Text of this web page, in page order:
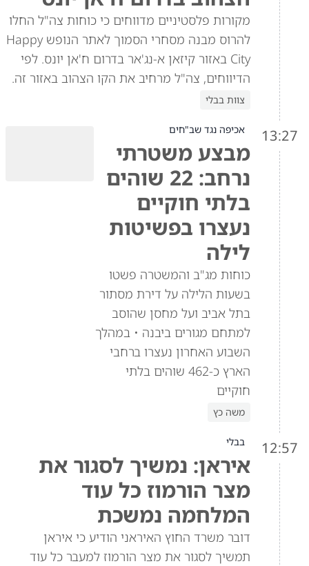
מקורות פלסטיניים מדווחים כי כוחות צה"ל החלו
להרוס מבנה מסחרי הסמוך לאתר הנופש Happy
City באזור קיזאן א-נג'אר בדרום ח'אן יונס. לפי
הדיווחים, צה"ל מרחיב את הקו הצהוב באזור זה.
צוות בבלי
13:27 אכיפה נגד שב"חים
מבצע משטרתי
נרחב: 22 שוהים
בלתי חוקיים
נעצרו בפשיטות
לילה
כוחות מג"ב והמשטרה פשטו
בשעות הלילה על דירת מסתור
בתל אביב ועל מחסן שהוסב
למתחם מגורים ביבנה • במהלך
השבוע האחרון נעצרו ברחבי
הארץ כ-462 שוהים בלתי
חוקיים
משה כץ
12:57 בבלי
איראן: נמשיך לסגור את
מצר הורמוז כל עוד
המלחמה נמשכת
דובר משרד החוץ האיראני הודיע כי איראן
תמשיך לסגור את מצר הורמוז למעבר כל עוד